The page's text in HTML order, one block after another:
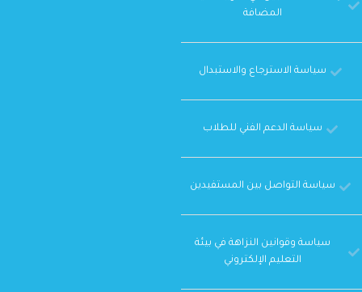
المضافة
سياسة الاسترجاع والاستبدال
سياسة الدعم الفني للطلاب
سياسة التواصل بين المستفيدين
سياسة وقوانين النزاهة في بيئة
التعليم الإلكتروني